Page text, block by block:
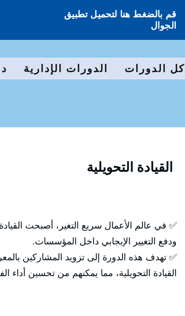
قم بالضغط هنا لتحميل تطبيق
الجوال
كل الدورات الدورات الإدارية
القيادة التحويلية
✅ في عالم الأعمال سريع التغير، أصبحت القيادة
ودفع التغيير الإيجابي داخل المؤسسات.
✅ تهدف هذه الدورة إلى تزويد المشاركين
القيادة التحويلية، مما يمكنهم من تحسين أداء